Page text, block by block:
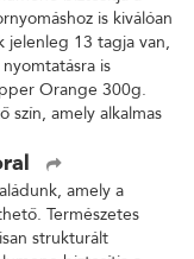
is kiválóan
jelenleg 13 tagja van,
is
Orange 300g.
szín, amely alkalmas
amely a
Természetes
strukturált